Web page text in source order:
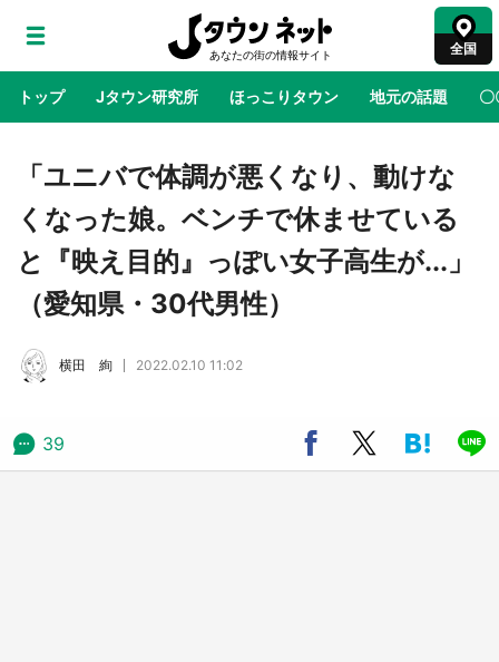
全国
トップ Jタウン研究所 ほっこりタウン 地元の話題 〇
地域×二次元 絶景 あの時はありがとう 物語がはじ
ラプラス・ダークネスが栃木県を征服！？ 県
公式プロモ動画で「聖地」が生産されてます
【7／31～1／31】
む 六本木ヒルズ展望台でコラボ、本邦初公開
日向翔陽＆影山飛雄が笹かまを食べる！ アニ
メ『ハイキュー！！』×老舗「鐘崎」コラボで
「ユニバで体調が悪くなり、動けな
くなった娘。ベンチで休ませている
と『映え目的』っぽい女子高生が...」
（愛知県・30代男性）
横田 絢 2022.02.10 11:02
39